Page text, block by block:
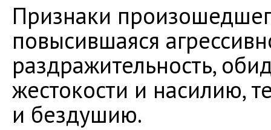
Признаки
повысившаяся
раздражительность,
жестокости и насилию,
и бездушию.